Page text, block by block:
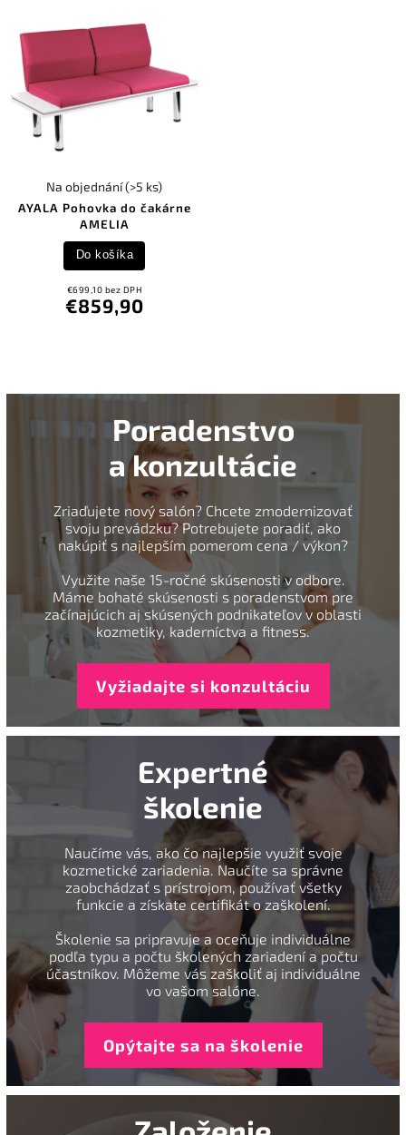
AYALA Pohovka do čakárne
AMELIA
Na objednání(>5 ks)
€699,10 bez DPH
€859,90
Do košíka
Poradenstvo
a konzultácie
Zriaďujete nový salón? Chcete zmodernizovať
svoju prevádzku? Potrebujete poradiť, ako
nakúpiť s najlepším pomerom cena / výkon?
Využite naše 15-ročné skúsenosti v odbore.
Máme bohaté skúsenosti s poradenstvom pre
začínajúcich aj skúsených podnikateľov v oblasti
kozmetiky, kaderníctva a fitness.
Vyžiadajte si konzultáciu
Expertné
školenie
Naučíme vás, ako čo najlepšie využiť svoje
kozmetické zariadenia. Naučíte sa správne
zaobchádzať s prístrojom, používať všetky
funkcie a získate certifikát o zaškolení.
Školenie sa pripravuje a oceňuje individuálne
podľa typu a počtu školených zariadení a počtu
účastníkov. Môžeme vás zaškoliť aj individuálne
vo vašom salóne.
Opýtajte sa na školenie